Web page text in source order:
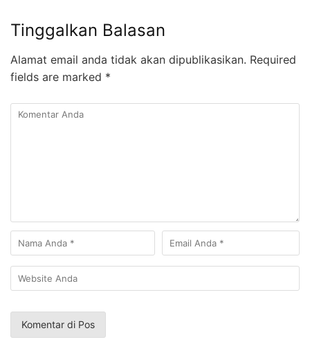
Tinggalkan Balasan
Alamat email anda tidak akan dipublikasikan. Required
fields are marked *